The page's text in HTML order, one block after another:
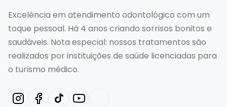
Excelência em atendimento odontológico com um
toque pessoal. Há 4 anos criando sorrisos bonitos e
saudáveis. Nota especial: nossos tratamentos são
realizados por instituições de saúde licenciadas para
o turismo médico.